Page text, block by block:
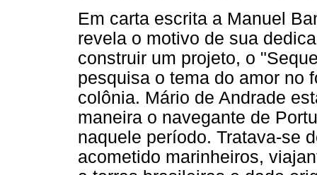
Em carta escrita a Manuel
revela o motivo de sua
construir um projeto, o
pesquisa o tema do amor no
colônia. Mário de Andrade
maneira o navegante de
naquele período. Tratava-se
acometido marinheiros,